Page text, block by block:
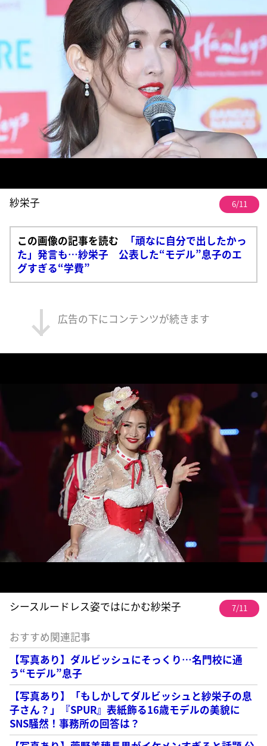
紗栄子 6/11
この画像の記事を読む
「頑なに自分で出したかっ
た」発言も…紗栄子 公表した“モデル”息子のエ
グすぎる“学費”
広告の下にコンテンツが続きます
シースルードレス姿ではにかむ紗栄子 7/11
おすすめ関連記事
【写真あり】ダルビッシュにそっくり…名門校に通
う“モデル”息子
【写真あり】「もしかしてダルビッシュと紗栄子の息
子さん？」『SPUR』表紙飾る16歳モデルの美貌に
SNS騒然！事務所の回答は？